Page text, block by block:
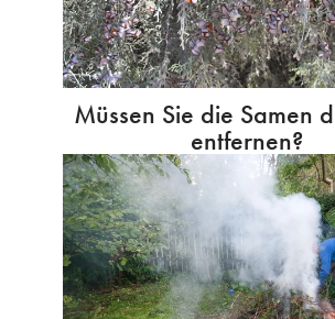
Müssen Sie die Samen
entfernen?